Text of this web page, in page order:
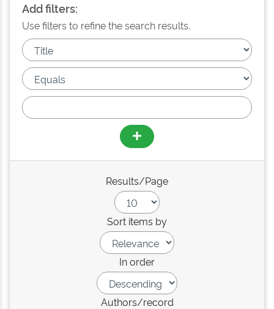
Add filters:
Use filters to refine the search results.
Results/Page
Sort items by
In order
Authors/record